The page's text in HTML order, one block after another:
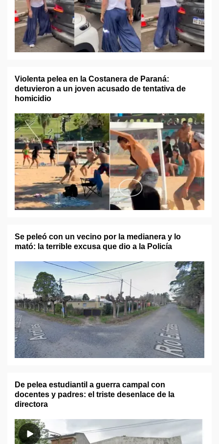
Violenta pelea en la Costanera de Paraná:
detuvieron a un joven acusado de tentativa de
homicidio
Se peleó con un vecino por la medianera y lo
mató: la terrible excusa que dio a la Policía
De pelea estudiantil a guerra campal con
docentes y padres: el triste desenlace de la
directora